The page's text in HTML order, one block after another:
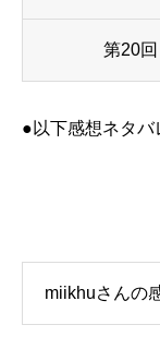
第20回
●以下感想ネタバ
miikhuさんの